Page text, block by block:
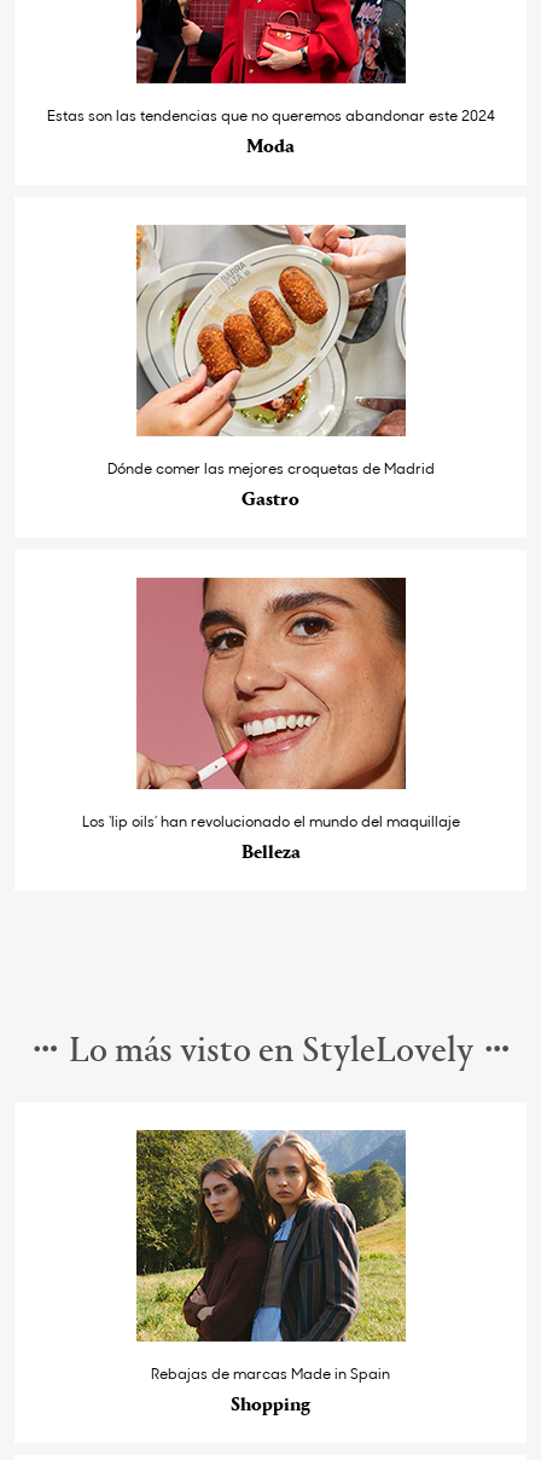
Estas son las tendencias que no queremos abandonar este 2024
Moda
Dónde comer las mejores croquetas de Madrid
Gastro
Los ‘lip oils’ han revolucionado el mundo del maquillaje
Belleza
Lo más visto en StyleLovely
Rebajas de marcas Made in Spain
Shopping